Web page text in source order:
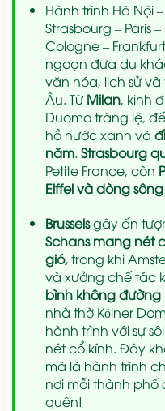
Hành trình Hà Nội
Strasbourg – Paris
Cologne –
ngoạn đưa du
văn hóa, lịch sử
Âu. Từ Milan, kinh
Duomo tráng lệ,
hồ nước xanh và
năm. Strasbourg
Petite France, còn
Eiffel và dòng
Brusselsgây ấn
Schans mang nét
gió,trong khi
và xưởng chế tác
bình không đường
nhà thờ Kölner
hành trình với sự
nét cổ kính. Đây
mà là hành trình
nơi mỗi thành phố
quên!